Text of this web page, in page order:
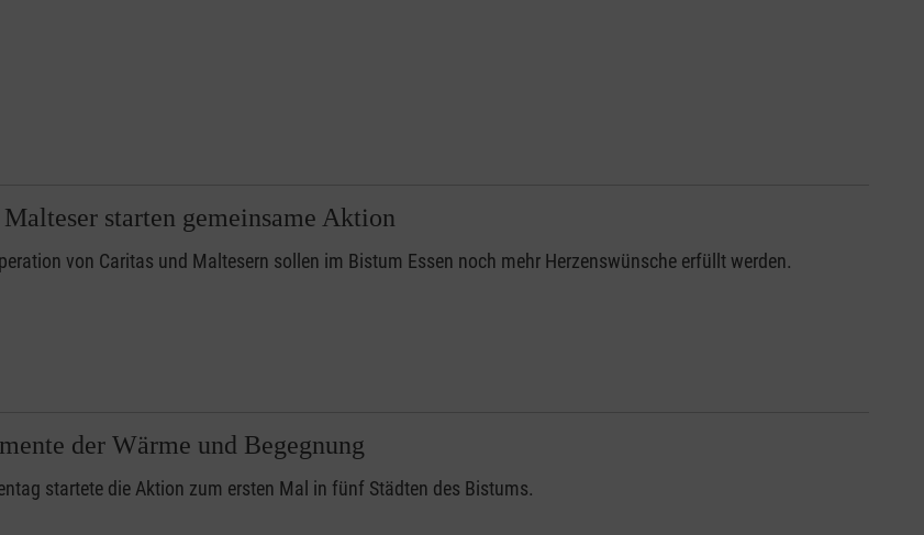
starten gemeinsame Aktion
von Caritas und Maltesern sollen im Bistum Essen noch mehr Herzenswünsche erfüllt werden.
der Wärme und Begegnung
startete die Aktion zum ersten Mal in fünf Städten des Bistums.